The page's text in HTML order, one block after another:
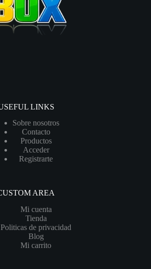
LINKS
Sobre nosotros
Contacto
Productos
Acceder
Registrarte
AREA
Mi cuenta
Tienda
Politicas de privacidad
Blog
Mi carrito